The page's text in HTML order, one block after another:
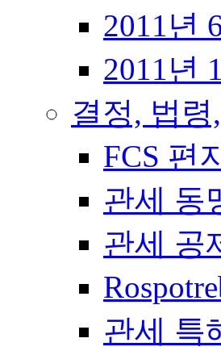
2011년
2011년
결정, 법
FCS 편
관세 동
관세 공
관세 특